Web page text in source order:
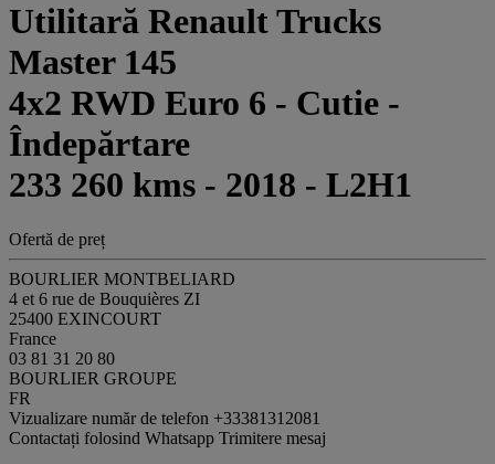
Utilitară Renault Trucks
Master 145
4x2 RWD Euro 6 - Cutie -
Îndepărtare
233 260 kms - 2018 - L2H1
Ofertă de preț
BOURLIER MONTBELIARD
4 et 6 rue de Bouquières ZI
25400 EXINCOURT
France
03 81 31 20 80
BOURLIER GROUPE
FR
Vizualizare număr de telefon +33381312081
Contactați folosind Whatsapp Trimitere mesaj